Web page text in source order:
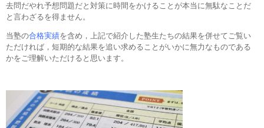
去問だやれ予想問題だと対策に時間をかけることが本当に無駄なことだ
と言わざるを得ません。
当塾の合格実績を含め，上記で紹介した塾生たちの結果を併せてご覧い
ただければ，短期的な結果を追い求めることがいかに無力なものである
かをご理解いただけると思います。